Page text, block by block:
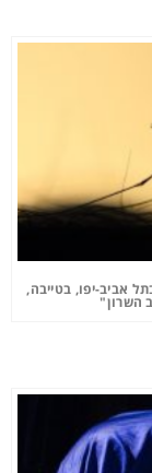
אביב-יפו, בטייבה,
השרון"